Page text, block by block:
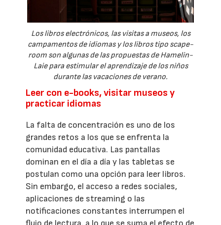
Los libros electrónicos, las visitas a museos, los
campamentos de idiomas y los libros tipo scape-
room son algunas de las propuestas de Hamelin-
Laie para estimular el aprendizaje de los niños
durante las vacaciones de verano.
Leer con e-books, visitar museos y
practicar idiomas
La falta de concentración es uno de los
grandes retos a los que se enfrenta la
comunidad educativa. Las pantallas
dominan en el día a día y las tabletas se
postulan como una opción para leer libros.
Sin embargo, el acceso a redes sociales,
aplicaciones de streaming o las
notificaciones constantes interrumpen el